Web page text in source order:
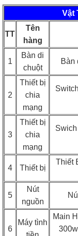
Vật
TT
Tên
hàng
1
Bàn di
chuột
Bàn
2
Thiết bị
chia
mạng
3
Thiết bị
chia
mạng
4 Thiết bị
Thiết
5
Nút
nguồn
6
Máy tình
Main